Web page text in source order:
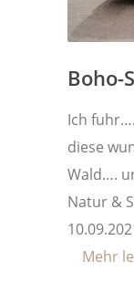
Boho-
Ich
diese
Wald….
Natur &